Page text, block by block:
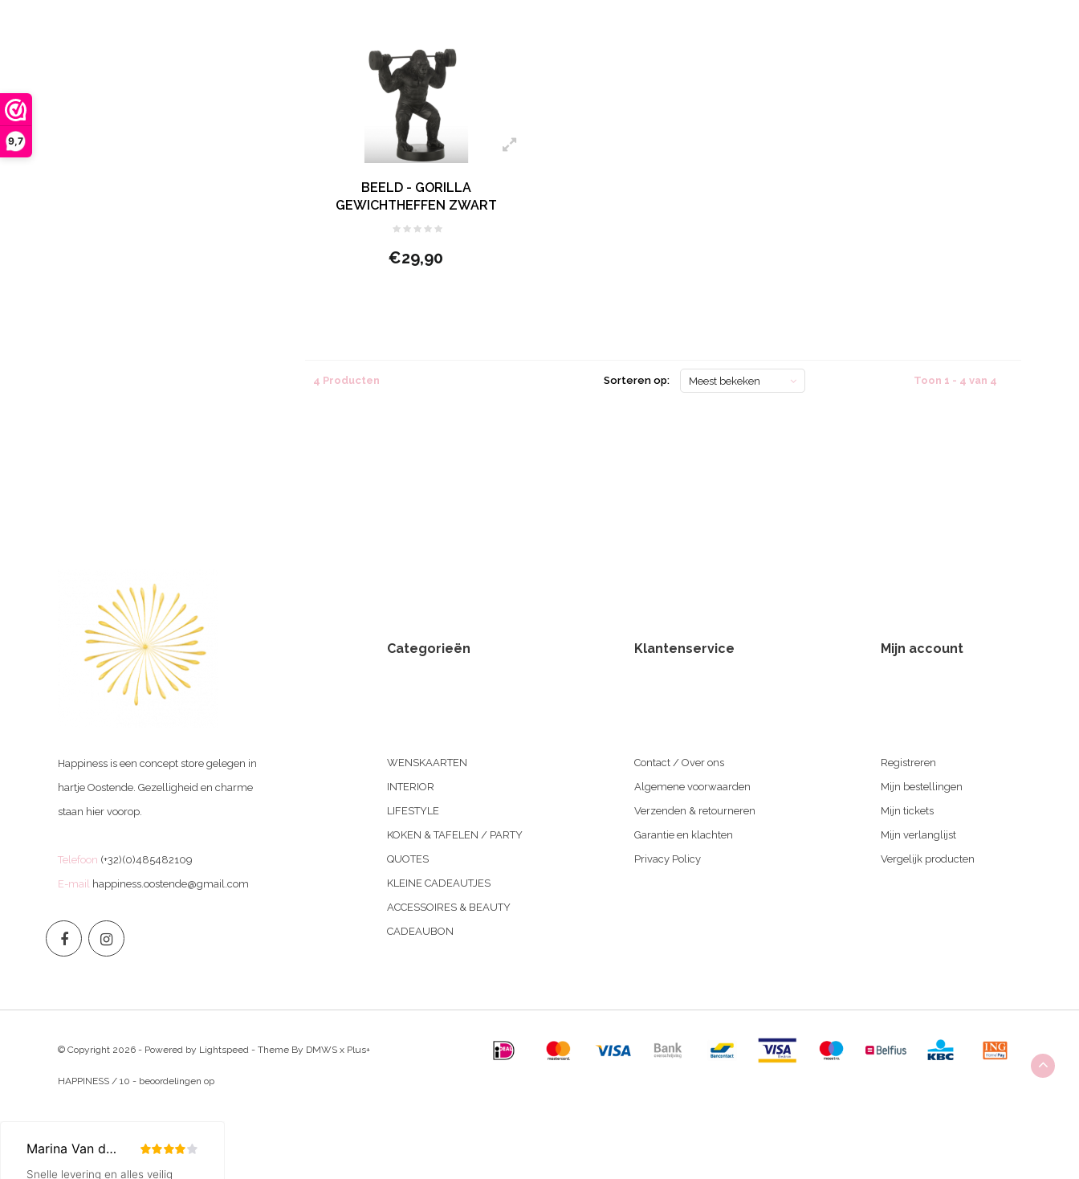
9,7
BEELD - GORILLA
GEWICHTHEFFEN ZWART
€29,90
4 Producten Sorteren op: Meest bekeken Toon 1 - 4 van 4
Happiness is een concept store gelegen in
hartje Oostende. Gezelligheid en charme
staan hier voorop.
Telefoon (+32)(0)485482109
E-mail happiness.oostende@gmail.com
Categorieën
WENSKAARTEN
INTERIOR
LIFESTYLE
KOKEN & TAFELEN / PARTY
QUOTES
KLEINE CADEAUTJES
ACCESSOIRES & BEAUTY
CADEAUBON
Klantenservice
Contact / Over ons
Algemene voorwaarden
Verzenden & retourneren
Garantie en klachten
Privacy Policy
Mijn account
Registreren
Mijn bestellingen
Mijn tickets
Mijn verlanglijst
Vergelijk producten
© Copyright 2026 - Powered by Lightspeed - Theme By DMWS x Plus+
HAPPINESS / 10 - beoordelingen op